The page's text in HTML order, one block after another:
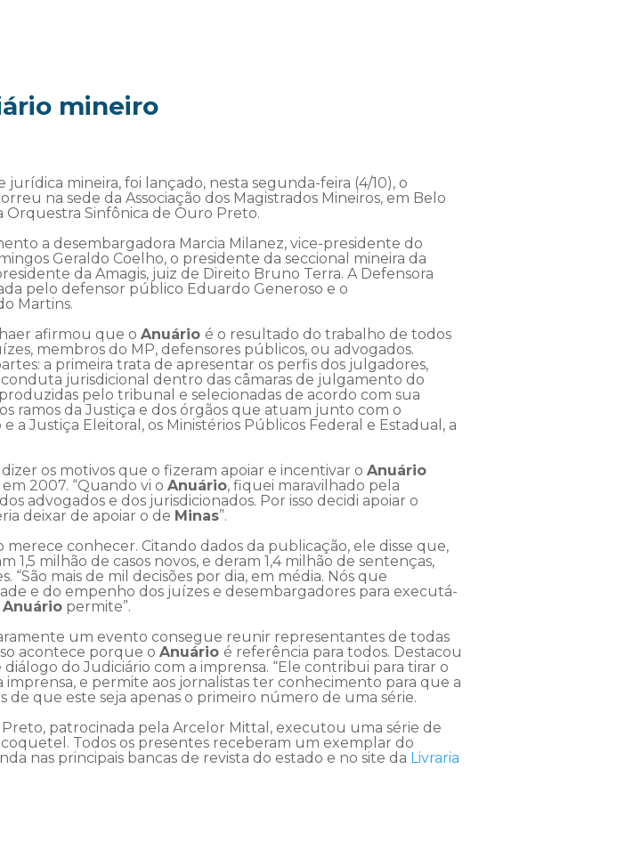
mineiro
mineira, foi lançado, nesta segunda-feira (4/10), o
na sede da Associação dos Magistrados Mineiros, em Belo
Sinfônica de Ouro Preto.
a desembargadora Marcia Milanez, vice-presidente do
Geraldo Coelho, o presidente da seccional mineira da
da Amagis, juiz de Direito Bruno Terra. A Defensora
pelo defensor público Eduardo Generoso e o
Martins.
afirmou que o Anuário é o resultado do trabalho de todos
membros do MP, defensores públicos, ou advogados.
a primeira trata de apresentar os perfis dos julgadores,
jurisdicional dentro das câmaras de julgamento do
pelo tribunal e selecionadas de acordo com sua
ramos da Justiça e dos órgãos que atuam junto com o
a Justiça Eleitoral, os Ministérios Públicos Federal e Estadual, a
os motivos que o fizeram apoiar e incentivar o Anuário
2007. “Quando vi o Anuário, fiquei maravilhado pela
advogados e dos jurisdicionados. Por isso decidi apoiar o
deixar de apoiar o de Minas”.
merece conhecer. Citando dados da publicação, ele disse que,
milhão de casos novos, e deram 1,4 milhão de sentenças,
mais de mil decisões por dia, em média. Nós que
e do empenho dos juízes e desembargadores para executá-
Anuário permite”.
um evento consegue reunir representantes de todas
acontece porque o Anuário é referência para todos. Destacou
do Judiciário com a imprensa. “Ele contribui para tirar o
e permite aos jornalistas ter conhecimento para que a
que este seja apenas o primeiro número de uma série.
patrocinada pela Arcelor Mittal, executou uma série de
Todos os presentes receberam um exemplar do
nas principais bancas de revista do estado e no site da Livraria